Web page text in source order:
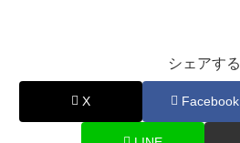
シェアする
X Facebook